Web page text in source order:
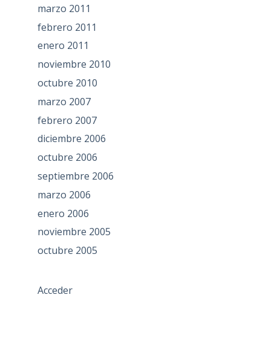
marzo 2011
febrero 2011
enero 2011
noviembre 2010
octubre 2010
marzo 2007
febrero 2007
diciembre 2006
octubre 2006
septiembre 2006
marzo 2006
enero 2006
noviembre 2005
octubre 2005
Acceder